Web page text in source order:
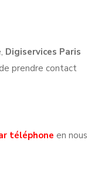
Digiservices Paris
prendre contact
téléphone en nous